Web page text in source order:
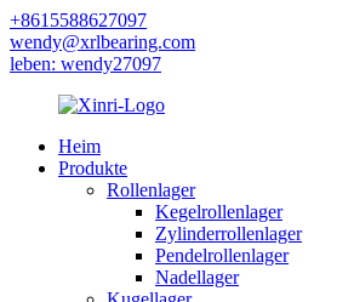
+8615588627097
wendy@xrlbearing.com
leben: wendy27097
Heim
Produkte
Rollenlager
Kegelrollenlager
Zylinderrollenlager
Pendelrollenlager
Nadellager